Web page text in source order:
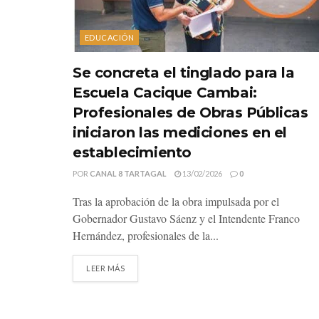
EDUCACIÓN
Se concreta el tinglado para la
Escuela Cacique Cambai:
Profesionales de Obras Públicas
iniciaron las mediciones en el
establecimiento
POR CANAL 8 TARTAGAL 13/02/2026 0
Tras la aprobación de la obra impulsada por el
Gobernador Gustavo Sáenz y el Intendente Franco
Hernández, profesionales de la...
LEER MÁS